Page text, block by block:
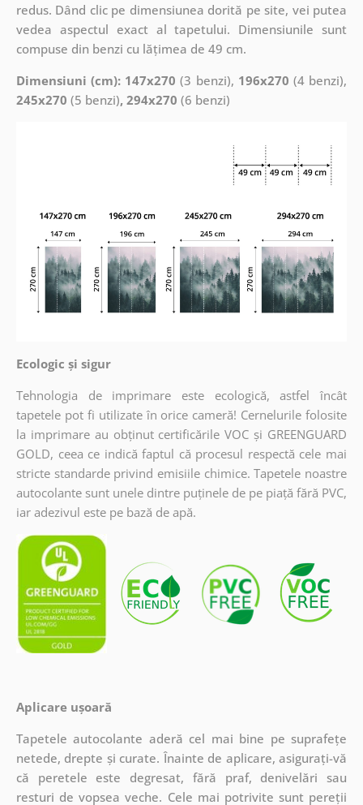
redus. Dând clic pe dimensiunea dorită pe site, vei putea
vedea aspectul exact al tapetului. Dimensiunile sunt
compuse din benzi cu lățimea de 49 cm.
Dimensiuni (cm): 147x270 (3 benzi), 196x270 (4 benzi),
245x270 (5 benzi), 294x270 (6 benzi)
Ecologic și sigur
Tehnologia de imprimare este ecologică, astfel încât
tapetele pot fi utilizate în orice cameră! Cernelurile folosite
la imprimare au obținut certificările VOC și GREENGUARD
GOLD, ceea ce indică faptul că procesul respectă cele mai
stricte standarde privind emisiile chimice. Tapetele noastre
autocolante sunt unele dintre puținele de pe piață fără PVC,
iar adezivul este pe bază de apă.
Aplicare ușoară
Tapetele autocolante aderă cel mai bine pe suprafețe
netede, drepte și curate. Înainte de aplicare, asigurați-vă
că peretele este degresat, fără praf, denivelări sau
resturi de vopsea veche. Cele mai potrivite sunt pereții